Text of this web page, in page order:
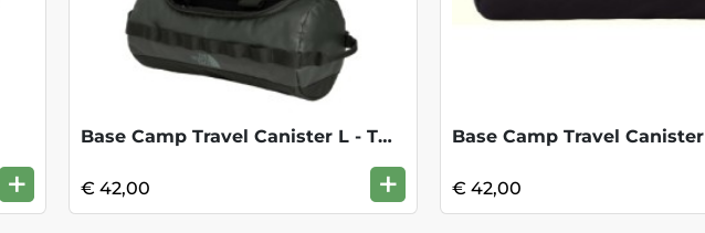
+
Base Camp Travel Canister L - TNF Black
€ 42,00 + € 42,00